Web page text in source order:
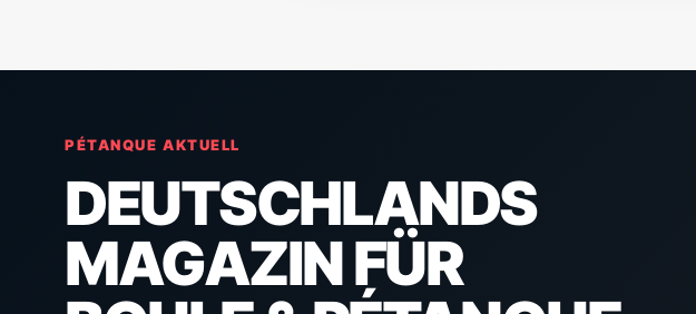
PÉTANQUE AKTUELL
DEUTSCHLANDS
MAGAZIN FÜR